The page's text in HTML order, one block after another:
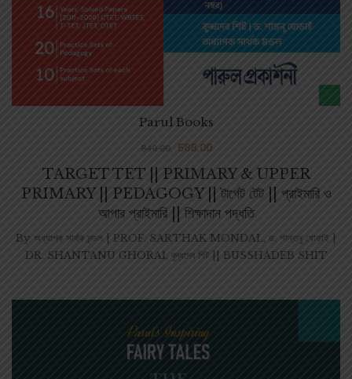
TARGET TET || PRIMARY & UPPER
PRIMARY || PEDAGOGY || টার্গেট টেট || প্রাইমারি ও
আপার প্রাইমারি || শিক্ষাদান পদ্ধতি
Parul Books
840.00 588.00
By অধ্যাপক সার্থক মন্ডল | PROF. SARTHAK MONDAL, ড. শান্তনু ঘোড়াই |
DR. SHANTANU GHORAI, বুদ্ধদেব শিট || BUSSHADEB SHIT